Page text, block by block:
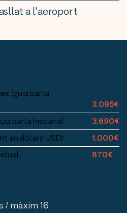
a l'aeroport
(guia parla
3.095€
parla hispana)
3.690€
en dòlars USD)
1.000€
870€
/ màxim 16